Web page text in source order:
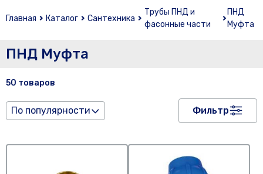
Главная Каталог Сантехника
Трубы ПНД и
фасонные части
ПНД
Муфта
ПНД Муфта
50 товаров
По популярности Фильтр